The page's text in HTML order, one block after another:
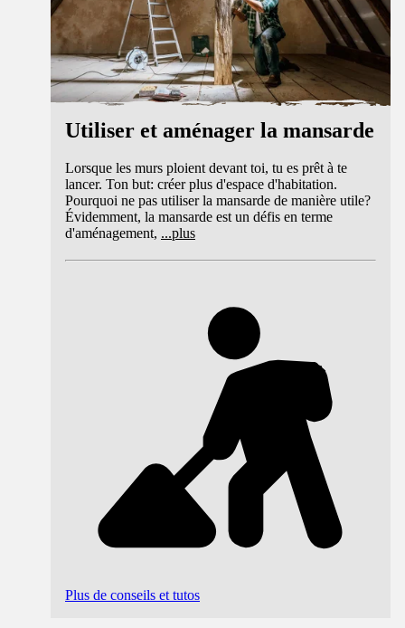
Utiliser et aménager la mansarde
Lorsque les murs ploient devant toi, tu es prêt à te
lancer. Ton but: créer plus d'espace d'habitation.
Pourquoi ne pas utiliser la mansarde de manière utile?
Évidemment, la mansarde est un défis en terme
d'aménagement, ...plus
Plus de conseils et tutos